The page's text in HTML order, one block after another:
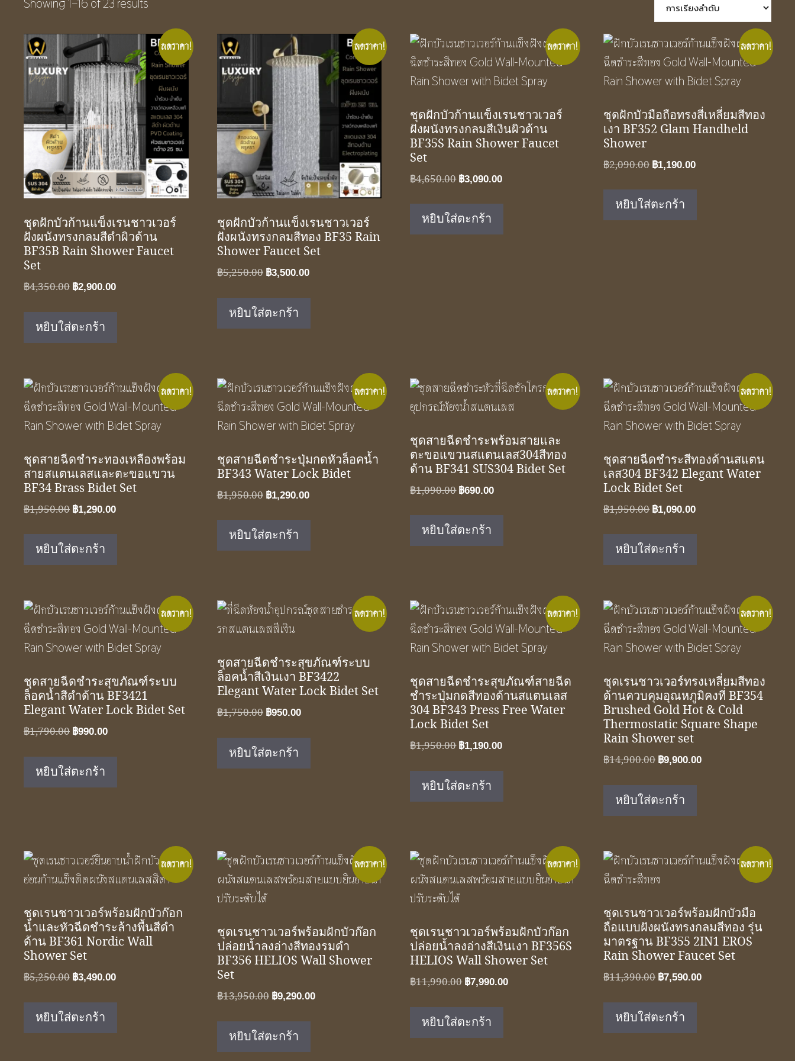
Showing 1–16 of 23 results
ลดราคา!
ชุดฝักบัวก้านแข็งเรนชาวเวอร์
ฝังผนังทรงกลมสีดำผิวด้าน
BF35B Rain Shower Faucet
Set
฿4,350.00 Original
฿4,350.00.
฿2,900.00Current
หยิบใส่ตะกร้า
ลดราคา!
ชุดฝักบัวก้านแข็งเรนชาวเวอร์
ฝังผนังทรงกลมสีทอง BF35 Rain
Shower Faucet Set
฿5,250.00 Original
฿5,250.00.
฿3,500.00Current
หยิบใส่ตะกร้า
ลดราคา!
ชุดฝักบัวก้านแข็งเรนชาวเวอร์
ฝังผนังทรงกลมสีเงินผิวด้าน
BF35S Rain Shower Faucet
Set
฿4,650.00Original
was:
฿4,650.00.
฿3,090.00Current
หยิบใส่ตะกร้า
ลดราคา!
ชุดฝักบัวมือถือทรงสี่เหลี่ยมสีทอง
เงา BF352 Glam Handheld
Shower
฿2,090.00Original
was:
฿2,090.00.
฿1,190.00Current
หยิบใส่ตะกร้า
ลดราคา!
ชุดสายฉีดชำระทองเหลืองพร้อม
สายสแตนเลสและตะขอแขวน
BF34 Brass Bidet Set
฿1,950.00 Original
฿1,950.00.
฿1,290.00Current
หยิบใส่ตะกร้า
ลดราคา!
ชุดสายฉีดชำระปุ่มกดหัวล็อคน้ำ
BF343 Water Lock Bidet
฿1,950.00 Original
฿1,950.00.
฿1,290.00Current
หยิบใส่ตะกร้า
ลดราคา!
ชุดสายฉีดชำระพร้อมสายและ
ตะขอแขวนสแตนเลส304สีทอง
ด้าน BF341 SUS304 Bidet Set
฿1,090.00Original
was:
฿1,090.00.
฿690.00Current
หยิบใส่ตะกร้า
ลดราคา!
ชุดสายฉีดชำระสีทองด้านสแตน
เลส304 BF342 Elegant Water
Lock Bidet Set
฿1,950.00Original
was:
฿1,950.00.
฿1,090.00Current
หยิบใส่ตะกร้า
ลดราคา!
ชุดสายฉีดชำระสุขภัณฑ์ระบบ
ล็อคน้ำสีดำด้าน BF3421
Elegant Water Lock Bidet Set
฿1,790.00 Original
฿1,790.00.
฿990.00Current
หยิบใส่ตะกร้า
ลดราคา!
ชุดสายฉีดชำระสุขภัณฑ์ระบบ
ล็อคน้ำสีเงินเงา BF3422
Elegant Water Lock Bidet Set
฿1,750.00 Original
฿1,750.00.
฿950.00Current
หยิบใส่ตะกร้า
ลดราคา!
ชุดสายฉีดชำระสุขภัณฑ์สายฉีด
ชำระปุ่มกดสีทองด้านสแตนเลส
304 BF343 Press Free Water
Lock Bidet Set
฿1,950.00Original
was:
฿1,950.00.
฿1,190.00Current
หยิบใส่ตะกร้า
ลดราคา!
ชุดเรนชาวเวอร์ทรงเหลี่ยมสีทอง
ด้านควบคุมอุณหภูมิคงที่ BF354
Brushed Gold Hot & Cold
Thermostatic Square Shape
Rain Shower set
฿14,900.00Original
was:
฿14,900.00.
฿9,900.00Current
หยิบใส่ตะกร้า
ลดราคา!
ชุดเรนชาวเวอร์พร้อมฝักบัวก๊อก
น้ำและหัวฉีดชำระล้างพื้นสีดำ
ด้าน BF361 Nordic Wall
Shower Set
฿5,250.00 Original
฿5,250.00.
฿3,490.00Current
หยิบใส่ตะกร้า
ลดราคา!
ชุดเรนชาวเวอร์พร้อมฝักบัวก๊อก
ปล่อยน้ำลงอ่างสีทองรมดำ
BF356 HELIOS Wall Shower
Set
฿13,950.00 Original
was:
฿13,950.00.
฿9,290.00Current
หยิบใส่ตะกร้า
ลดราคา!
ชุดเรนชาวเวอร์พร้อมฝักบัวก๊อก
ปล่อยน้ำลงอ่างสีเงินเงา BF356S
HELIOS Wall Shower Set
฿11,990.00Original
was:
฿11,990.00.
฿7,990.00Current
หยิบใส่ตะกร้า
ลดราคา!
ชุดเรนชาวเวอร์พร้อมฝักบัวมือ
ถือแบบฝังผนังทรงกลมสีทอง รุ่น
มาตรฐาน BF355 2IN1 EROS
Rain Shower Faucet Set
฿11,390.00Original
was:
฿11,390.00.
฿7,590.00Current
หยิบใส่ตะกร้า